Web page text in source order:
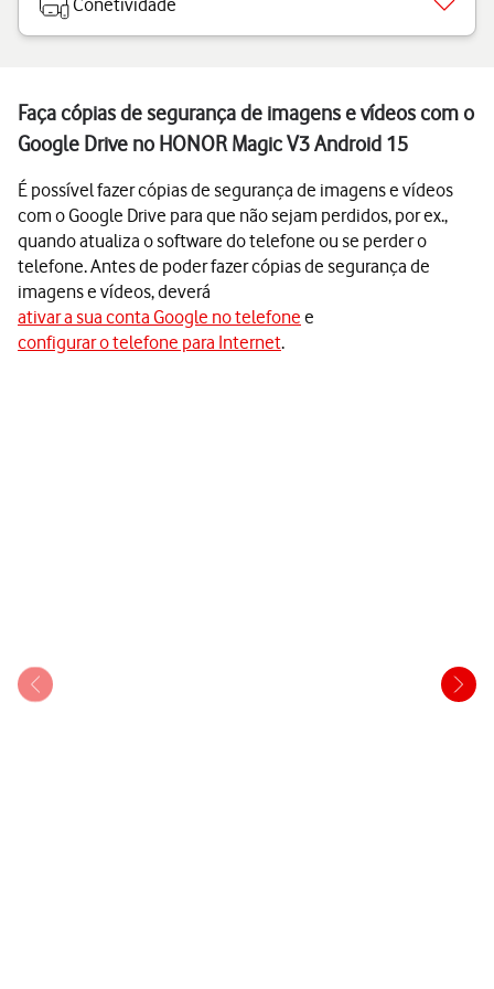
Conetividade
Faça cópias de segurança de imagens e vídeos com o
Google Drive no HONOR Magic V3 Android 15
É possível fazer cópias de segurança de imagens e vídeos
com o Google Drive para que não sejam perdidos, por ex.,
quando atualiza o software do telefone ou se perder o
telefone. Antes de poder fazer cópias de segurança de
imagens e vídeos, deverá
ativar a sua conta Google no telefone e
configurar o telefone para Internet.